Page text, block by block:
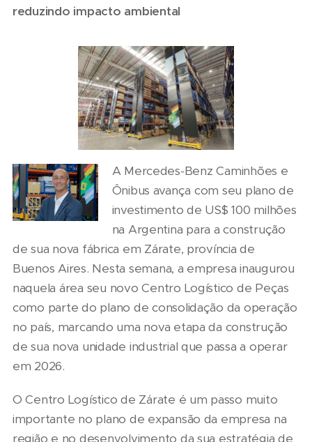
reduzindo impacto ambiental
A Mercedes-Benz Caminhões e
Ônibus avança com seu plano de
investimento de US$ 100 milhões
na Argentina para a construção
de sua nova fábrica em Zárate, província de
Buenos Aires. Nesta semana, a empresa inaugurou
naquela área seu novo Centro Logístico de Peças
como parte do plano de consolidação da operação
no país, marcando uma nova etapa da construção
de sua nova unidade industrial que passa a operar
em 2026.
O Centro Logístico de Zárate é um passo muito
importante no plano de expansão da empresa na
região e no desenvolvimento da sua estratégia de